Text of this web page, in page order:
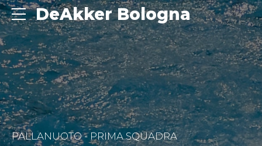
DeAkker Bologna
PALLANUOTO - PRIMA SQUADRA